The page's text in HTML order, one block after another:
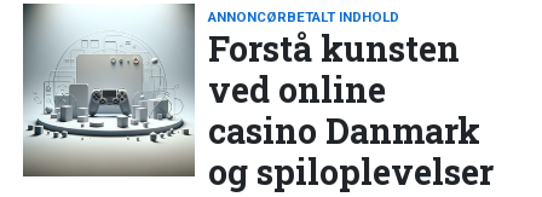
ANNONCØRBETALT INDHOLD
Forstå kunsten
ved online
casino Danmark
og spiloplevelser